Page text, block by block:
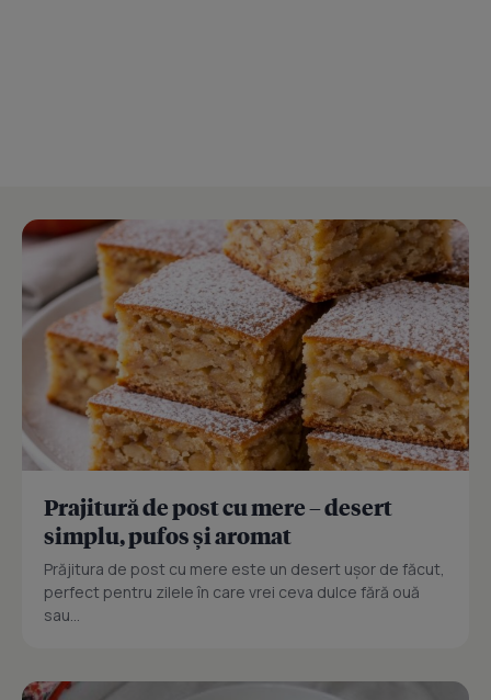
Prajitură de post cu mere – desert
simplu, pufos și aromat
Prăjitura de post cu mere este un desert ușor de făcut,
perfect pentru zilele în care vrei ceva dulce fără ouă
sau...